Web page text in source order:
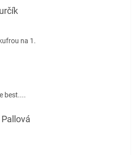
obchodu je 5 z 5 hviezdičiek.
na 1.
obchodu je 5 z 5 hviezdičiek.
best....
obchodu je 5 z 5 hviezdičiek.